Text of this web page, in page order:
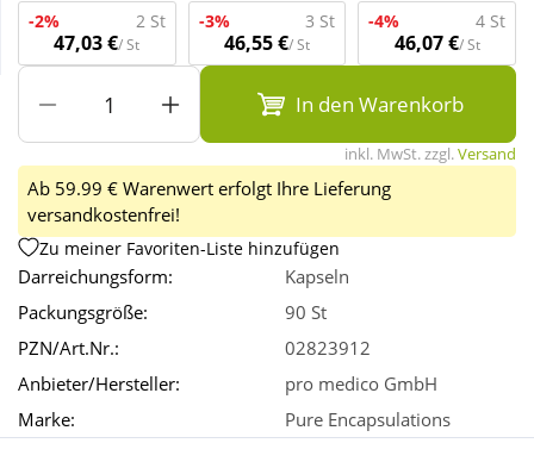
Wellness
-2%
2 St
47,03 €/ St
-3% 3 St
46,55 €/ St
-4% 4 St
46,07 €/ St
In den Warenkorb
inkl. MwSt. zzgl.Versand
Ab 59.99 € Warenwert erfolgt Ihre Lieferung
versandkostenfrei!
Zu meiner Favoriten-Liste hinzufügen
Darreichungsform:
Kapseln
Packungsgröße:
90 St
PZN/Art.Nr.:
02823912
Anbieter/Hersteller:
pro medico GmbH
Marke:
Pure Encapsulations